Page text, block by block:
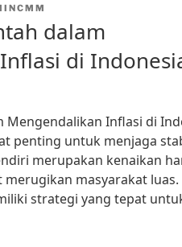
dalam
di
Mengendalikan Inflasi di
penting untuk menjaga
merupakan kenaikan
masyarakat luas.
strategi yang tepat